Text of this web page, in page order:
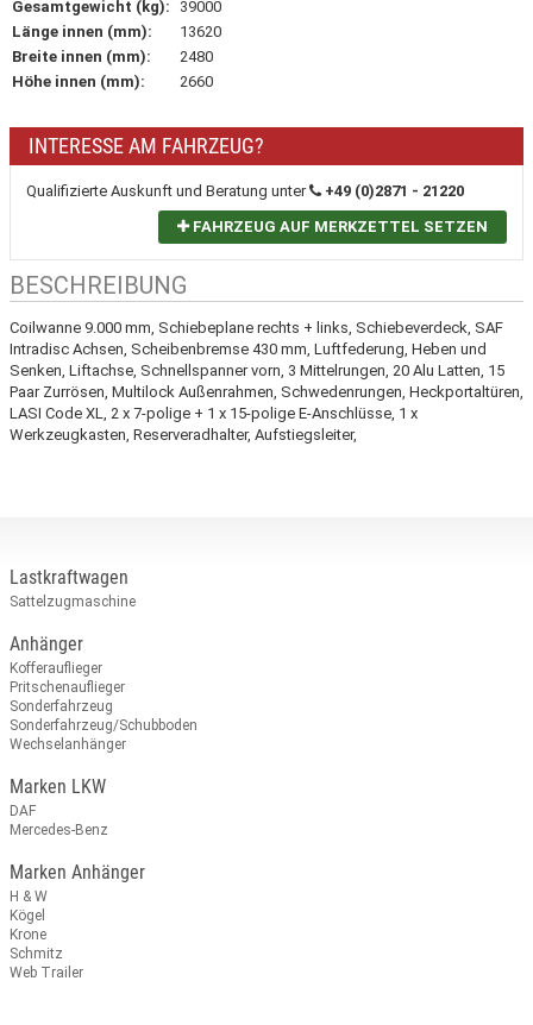
Gesamtgewicht (kg):
39000
Länge innen (mm):
13620
Breite innen (mm):
2480
Höhe innen (mm):
2660
INTERESSE AM FAHRZEUG?
Qualifizierte Auskunft und Beratung unter
+49 (0)2871 - 21220
FAHRZEUG AUF MERKZETTEL SETZEN
BESCHREIBUNG
Coilwanne 9.000 mm, Schiebeplane rechts + links, Schiebeverdeck, SAF
Intradisc Achsen, Scheibenbremse 430 mm, Luftfederung, Heben und
Senken, Liftachse, Schnellspanner vorn, 3 Mittelrungen, 20 Alu Latten, 15
Paar Zurrösen, Multilock Außenrahmen, Schwedenrungen, Heckportaltüren,
LASI Code XL, 2 x 7-polige + 1 x 15-polige E-Anschlüsse, 1 x
Werkzeugkasten, Reserveradhalter, Aufstiegsleiter,
Lastkraftwagen
Sattelzugmaschine
Anhänger
Kofferauflieger
Pritschenauflieger
Sonderfahrzeug
Sonderfahrzeug/Schubboden
Wechselanhänger
Marken LKW
DAF
Mercedes-Benz
Marken Anhänger
H & W
Kögel
Krone
Schmitz
Web Trailer